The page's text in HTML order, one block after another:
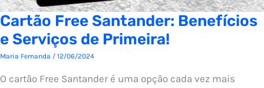
Cartão Free Santander: Benefícios
e Serviços de Primeira!
Maria Fernanda / 12/06/2024
O cartão Free Santander é uma opção cada vez mais